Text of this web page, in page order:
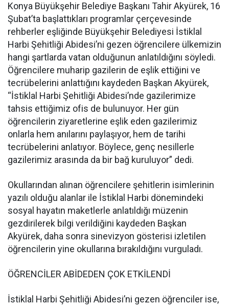
Konya Büyükşehir Belediye Başkanı Tahir Akyürek, 16
Şubat’ta başlattıkları programlar çerçevesinde
rehberler eşliğinde Büyükşehir Belediyesi İstiklal
Harbi Şehitliği Abidesi’ni gezen öğrencilere ülkemizin
hangi şartlarda vatan olduğunun anlatıldığını söyledi.
Öğrencilere muharip gazilerin de eşlik ettiğini ve
tecrübelerini anlattığını kaydeden Başkan Akyürek,
“İstiklal Harbi Şehitliği Abidesi’nde gazilerimize
tahsis ettiğimiz ofis de bulunuyor. Her gün
öğrencilerin ziyaretlerine eşlik eden gazilerimiz
onlarla hem anılarını paylaşıyor, hem de tarihi
tecrübelerini anlatıyor. Böylece, genç nesillerle
gazilerimiz arasında da bir bağ kuruluyor” dedi.
Okullarından alınan öğrencilere şehitlerin isimlerinin
yazılı olduğu alanlar ile İstiklal Harbi dönemindeki
sosyal hayatın maketlerle anlatıldığı müzenin
gezdirilerek bilgi verildiğini kaydeden Başkan
Akyürek, daha sonra sinevizyon gösterisi izletilen
öğrencilerin yine okullarına bırakıldığını vurguladı.
ÖĞRENCİLER ABİDEDEN ÇOK ETKİLENDİ
İstiklal Harbi Şehitliği Abidesi’ni gezen öğrenciler ise,